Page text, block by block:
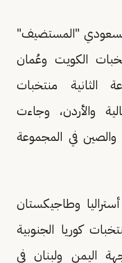
"المستضيف"
الكويت وعُمان
منتخبات
والأردن، وجاءت
والصين في المجموعة
وطاجيكستان
كوريا الجنوبية
اليمن ولبنان في